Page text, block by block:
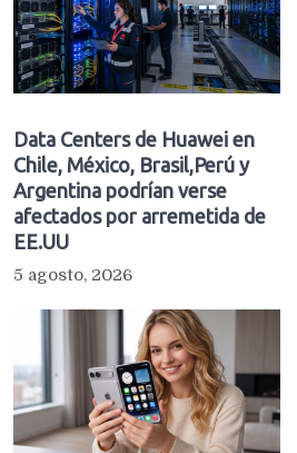
Data Centers de Huawei en
Chile, México, Brasil,Perú y
Argentina podrían verse
afectados por arremetida de
EE.UU
5 agosto, 2026